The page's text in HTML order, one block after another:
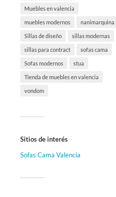
Muebles en valencia
muebles modernos nanimarquina
Sillas de diseño sillas modernas
sillas para contract sofas cama
Sofas modernos stua
Tienda de muebles en valencia
vondom
Sitios de interés
Sofas Cama Valencia